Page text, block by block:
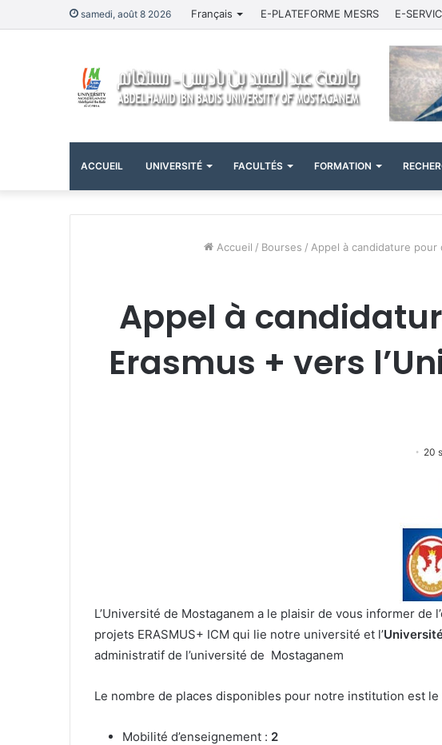
samedi, août 8 2026 Français E-PLATEFORME MESRS E-
ACCUEIL UNIVERSITÉ FACULTÉS FORMATION
Accueil / Bourses / Appel à candidature
Appel à
Erasmus + vers
20
L’Université de Mostaganem a le plaisir de vous informer de
projets ERASMUS+ ICM qui lie notre université et l’
administratif de l’université de Mostaganem
Le nombre de places disponibles pour notre institution est le
Mobilité d’enseignement : 2